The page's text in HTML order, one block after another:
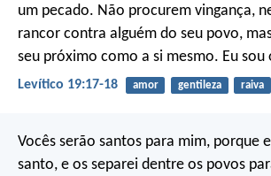
um pecado. Não procurem vingança,
rancor contra alguém do seu povo,
seu próximo como a si mesmo. Eu sou
Levítico 19:17-18 amor gentileza raiva
Vocês serão santos para mim, porque
santo, e os separei dentre os povos